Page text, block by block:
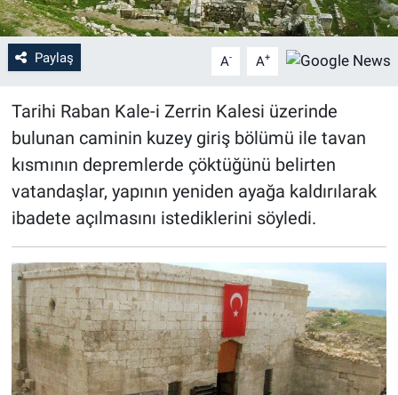
Paylaş A- A+
Tarihi Raban Kale-i Zerrin Kalesi üzerinde
bulunan caminin kuzey giriş bölümü ile tavan
kısmının depremlerde çöktüğünü belirten
vatandaşlar, yapının yeniden ayağa kaldırılarak
ibadete açılmasını istediklerini söyledi.